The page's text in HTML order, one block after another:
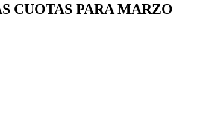
CUOTAS PARA MARZO